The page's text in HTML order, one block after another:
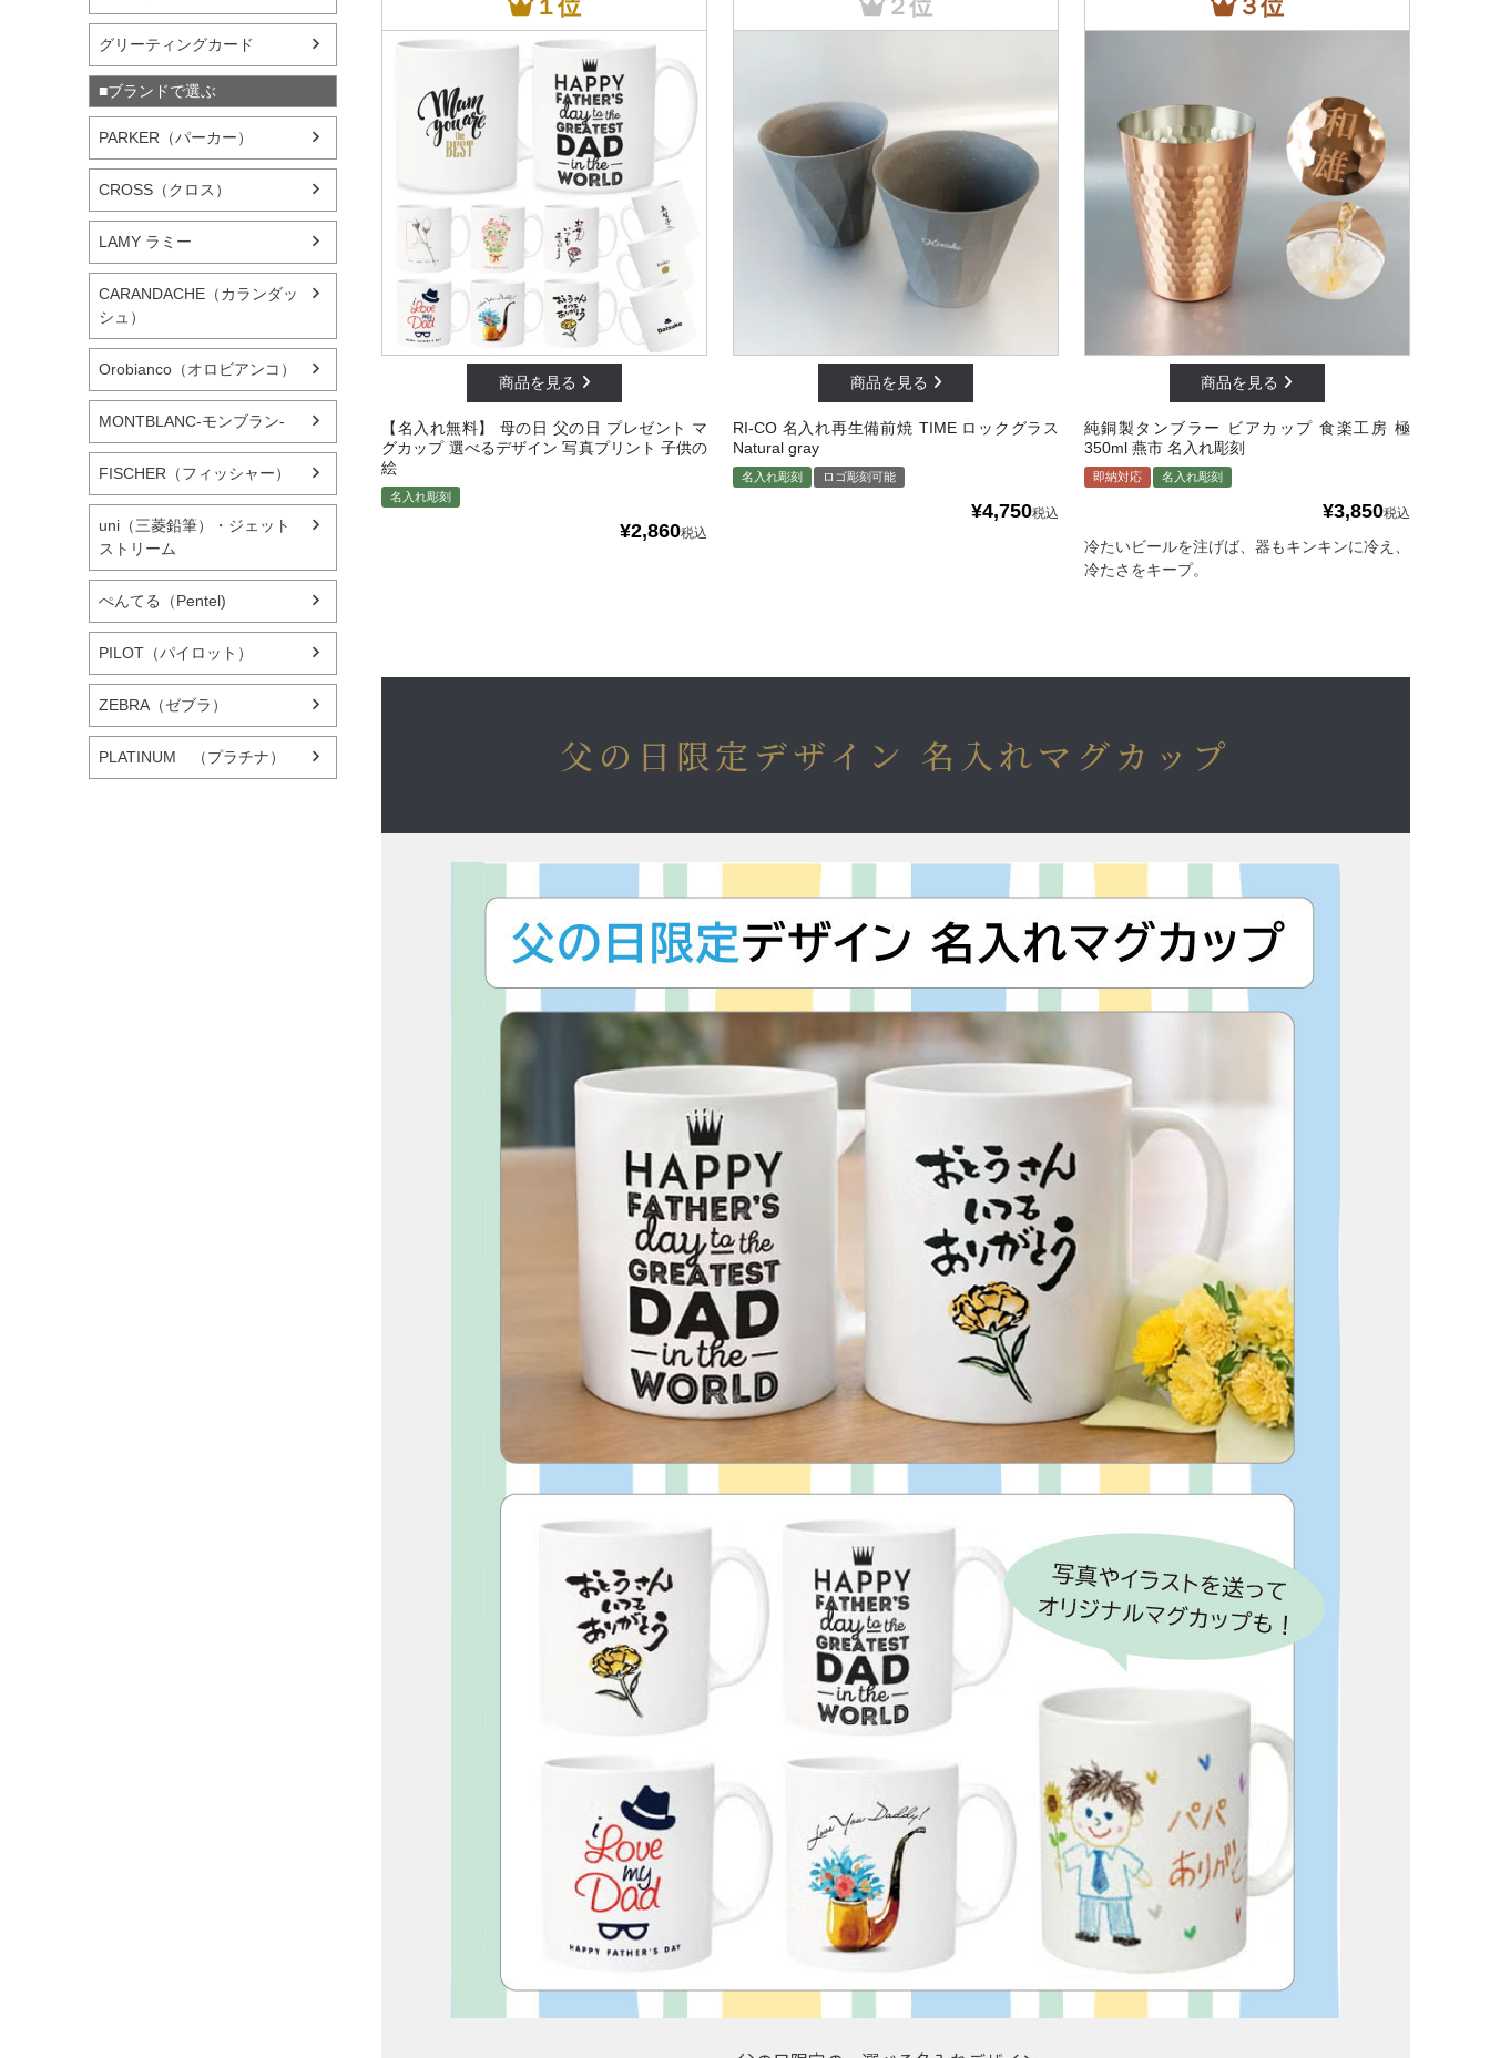
グリーティングカード
■ブランドで選ぶ
PARKER（パーカー）
CROSS（クロス）
LAMY ラミー
CARANDACHE（カランダッ
シュ）
Orobianco（オロビアンコ）
MONTBLANC-モンブラン-
FISCHER（フィッシャー）
uni（三菱鉛筆）・ジェット
ストリーム
ぺんてる（Pentel)
PILOT（パイロット）
ZEBRA（ゼブラ）
PLATINUM （プラチナ）
【名入れ無料】 母の日 父の日 プレゼント マ
グカップ 選べるデザイン 写真プリント 子供の
絵
名入れ彫刻
¥2,860税込
RI-CO 名入れ再生備前焼 TIME ロックグラス
Natural gray
名入れ彫刻 ロゴ彫刻可能
¥4,750税込
純銅製タンブラー ビアカップ 食楽工房 極
350ml 燕市 名入れ彫刻
即納対応 名入れ彫刻
¥3,850税込
冷たいビールを注げば、器もキンキンに冷え、
冷たさをキープ。
父の日限定デザイン 名入れマグカップ